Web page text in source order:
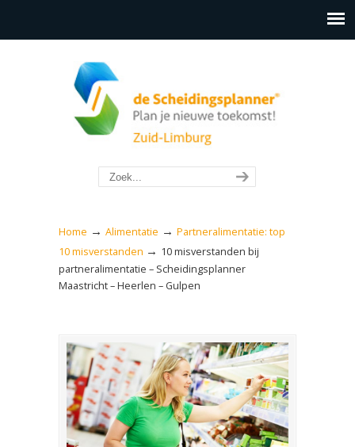
Home → Alimentatie → Partneralimentatie: top
10 misverstanden → 10 misverstanden bij
partneralimentatie – Scheidingsplanner
Maastricht – Heerlen – Gulpen